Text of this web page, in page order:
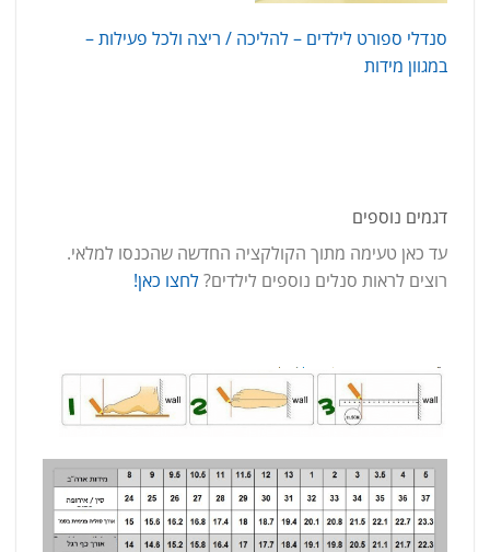
סנדלי ספורט לילדים – להליכה / ריצה ולכל פעילות –
במגוון מידות
דגמים נוספים
עד כאן טעימה מתוך הקולקציה החדשה שהכנסו למלאי.
רוצים לראות סנלים נוספים לילדים?לחצו כאן!